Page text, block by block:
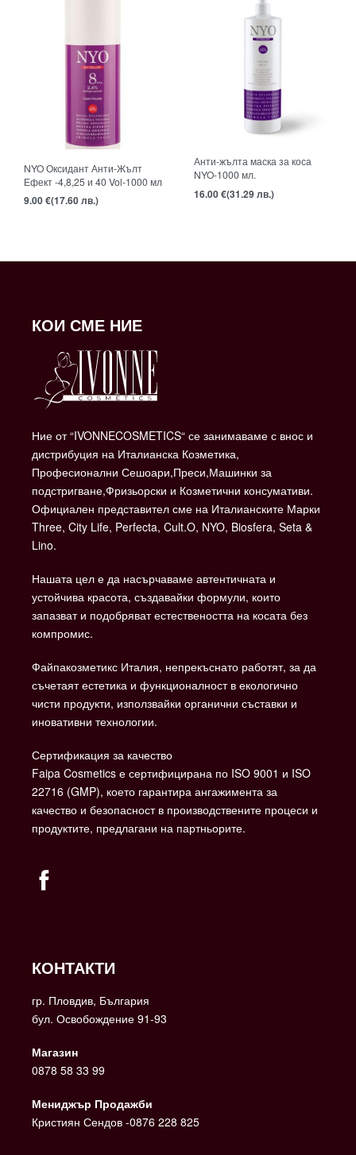
NYO Оксидант Анти-Жълт
Ефект -4,8,25 и 40 Vol-1000 мл
9.00€(17.60 лв.)
Анти-жълта маска за коса
NYO-1000 мл.
16.00€(31.29 лв.)
КОИ СМЕ НИЕ
Ние от “IVONNECOSMETICS“ се занимаваме с внос и
дистрибуция на Италианска Козметика,
Професионални Сешоари,Преси,Машинки за
подстригване,Фризьорски и Козметични консумативи.
Официален представител сме на Италианските Марки
Three, City Life, Perfecta, Cult.O, NYO, Biosfera, Seta &
Lino.
Нашата цел е да насърчаваме автентичната и
устойчива красота, създавайки формули, които
запазват и подобряват естествеността на косата без
компромис.
Файпакозметикс Италия, непрекъснато работят, за да
съчетаят естетика и функционалност в екологично
чисти продукти, използвайки органични съставки и
иновативни технологии.
Сертификация за качество
Faipa Cosmetics е сертифицирана по ISO 9001 и ISO
22716 (GMP), което гарантира ангажимента за
качество и безопасност в производствените процеси и
продуктите, предлагани на партньорите.
КОНТАКТИ
гр. Пловдив, България
бул. Освобождение 91-93
Магазин
0878 58 33 99
Мениджър Продажби
Кристиян Сендов -0876 228 825